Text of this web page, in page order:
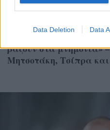
Data Deletion Data
Γιάνης Βαρουφάκης
βάζουν στα μνημόνια»
Μητσοτάκη, Τσίπρα